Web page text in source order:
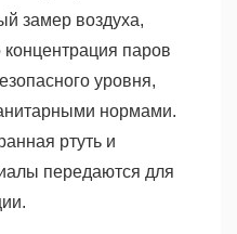
замер воздуха,
концентрация паров
уровня,
нормами.
ртуть и
передаются для